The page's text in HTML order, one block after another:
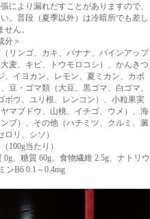
により漏れだすことがありますので、
。普段（夏季以外）は冷暗所でも差し
ん。
分＞
リンゴ、カキ、バナナ、パインアップ
麦、キビ、トウモロコシ）、かんきつ
イヨカン、レモン、夏ミカン、カボ
豆・ゴマ類（大豆、黒ゴマ、白ゴマ、
ボウ、ユリ根、レンコン）、小粒果実
マブドウ、山桃、イチゴ、ウメ）、海
ブ）、その他（ハチミツ、クルミ、澱
リ、シソ）
100g当たり）
、糖質 60g、食物繊維 2.5g、ナトリウ
ンB6 0.1～0.4mg